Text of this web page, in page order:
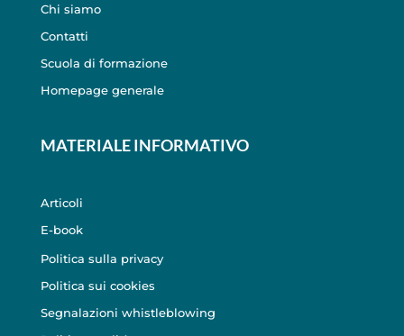
Chi siamo
Contatti
Scuola di formazione
Homepage generale
MATERIALE INFORMATIVO
Articoli
E-book
Politica sulla privacy
Politica sui cookies
Segnalazioni whistleblowing